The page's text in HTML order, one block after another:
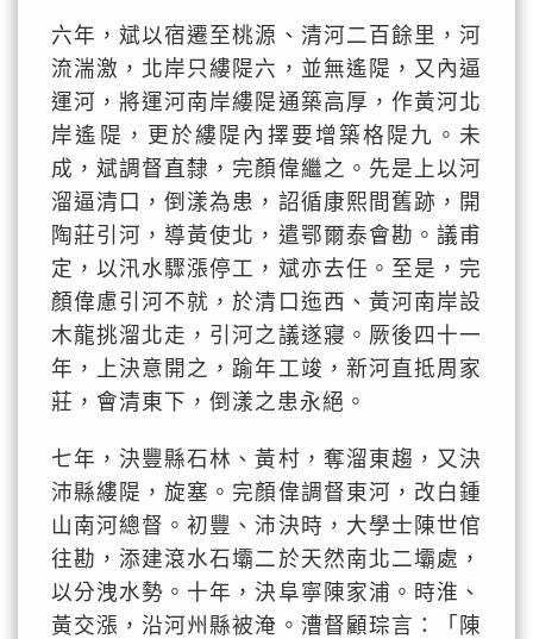
六年，斌以宿遷至桃源、清河二百餘里，河
流湍激，北岸只縷隄六，並無遙隄，又內逼
運河，將運河南岸縷隄通築高厚，作黃河北
岸遙隄，更於縷隄內擇要增築格隄九。未
成，斌調督直隸，完顏偉繼之。先是上以河
溜逼清口，倒漾為患，詔循康熙間舊跡，開
陶莊引河，導黃使北，遣鄂爾泰會勘。議甫
定，以汛水驟漲停工，斌亦去任。至是，完
顏偉慮引河不就，於清口迤西、黃河南岸設
木龍挑溜北走，引河之議遂寢。厥後四十一
年，上決意開之，踰年工竣，新河直抵周家
莊，會清東下，倒漾之患永絕。
七年，決豐縣石林、黃村，奪溜東趨，又決
沛縣縷隄，旋塞。完顏偉調督東河，改白鍾
山南河總督。初豐、沛決時，大學士陳世倌
往勘，添建滾水石壩二於天然南北二壩處，
以分洩水勢。十年，決阜寧陳家浦。時淮、
黃交漲，沿河州縣被淹。漕督顧琮言：「陳